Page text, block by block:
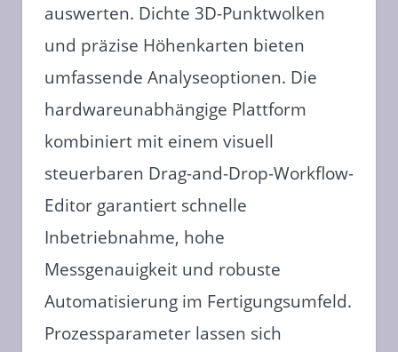
auswerten. Dichte 3D-Punktwolken
und präzise Höhenkarten bieten
umfassende Analyseoptionen. Die
hardwareunabhängige Plattform
kombiniert mit einem visuell
steuerbaren Drag-and-Drop-Workflow-
Editor garantiert schnelle
Inbetriebnahme, hohe
Messgenauigkeit und robuste
Automatisierung im Fertigungsumfeld.
Prozessparameter lassen sich